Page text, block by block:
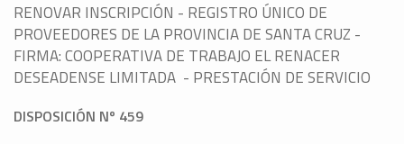
RENOVAR INSCRIPCIÓN - REGISTRO ÚNICO DE
PROVEEDORES DE LA PROVINCIA DE SANTA CRUZ -
FIRMA: COOPERATIVA DE TRABAJO EL RENACER
DESEADENSE LIMITADA - PRESTACIÓN DE SERVICIO
DISPOSICIÓN Nº 459